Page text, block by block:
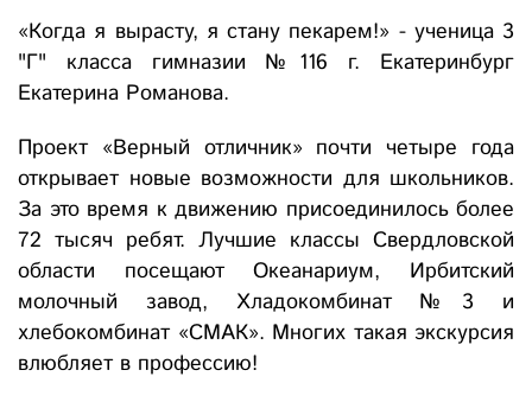
«Когда я вырасту, я стану пекарем!» - ученица 3
"Г" класса гимназии №116 г. Екатеринбург
Екатерина Романова.
Проект «Верный отличник» почти четыре года
открывает новые возможности для школьников.
За это время к движению присоединилось более
72 тысяч ребят. Лучшие классы Свердловской
области посещают Океанариум, Ирбитский
молочный завод, Хладокомбинат №3 и
хлебокомбинат «СМАК». Многих такая экскурсия
влюбляет в профессию!